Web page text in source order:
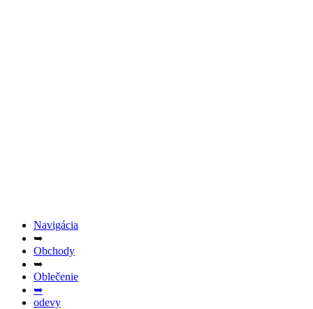
Navigácia
➥
Obchody
➥
Oblečenie
➥
odevy